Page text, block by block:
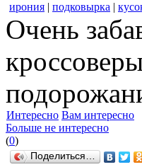
ирония | подковырка |
Очень
Интересно Вам интересно
Больше не интересно
(0)
Поделиться…